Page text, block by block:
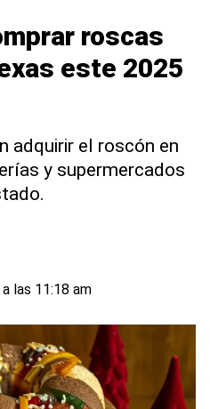
roscas
este 2025
adquirir el roscón en
y supermercados
las 11:18 am